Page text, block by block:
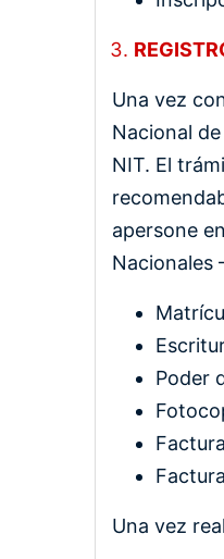
Una vez
Nacional
NIT. El
apersone
Nacionales
Poder
Una vez